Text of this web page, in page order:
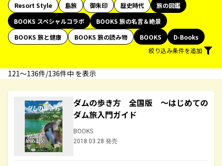
Resort Style
島旅 御朱印 歴史時代
旅の図鑑
BOOKS スペシャルコラボ
BOOKS 旅の名言＆絶景
BOOKS 旅と健康
BOOKS 旅の読み物 BOOKS
D-Books
絞り込み条件を追加
121〜136件/136件中 を表示
ダムの歩き方 全国版 ～はじめての
ダム旅入門ガイド
BOOKS
2018.03.28 発売